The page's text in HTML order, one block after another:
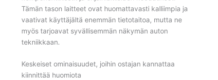
Tämän tason laitteet ovat huomattavasti kalliimpia ja
vaativat käyttäjältä enemmän tietotaitoa, mutta ne
myös tarjoavat syvällisemmän näkymän auton
tekniikkaan.
Keskeiset ominaisuudet, joihin ostajan kannattaa
kiinnittää huomiota